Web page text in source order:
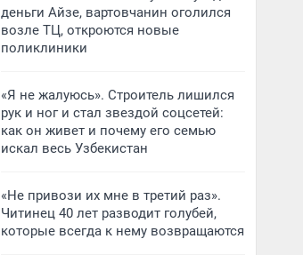
деньги Айзе, вартовчанин оголился
возле ТЦ, откроются новые
поликлиники
«Я не жалуюсь». Строитель лишился
рук и ног и стал звездой соцсетей:
как он живет и почему его семью
искал весь Узбекистан
«Не привози их мне в третий раз».
Читинец 40 лет разводит голубей,
которые всегда к нему возвращаются